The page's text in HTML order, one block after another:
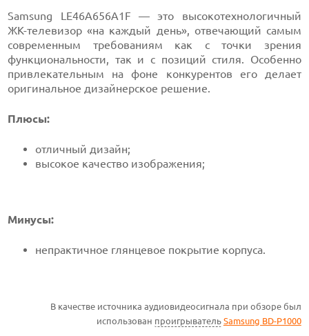
Samsung LE46A656A1F — это высокотехнологичный
ЖК-телевизор «на каждый день», отвечающий самым
современным требованиям как с точки зрения
функциональности, так и с позиций стиля. Особенно
привлекательным на фоне конкурентов его делает
оригинальное дизайнерское решение.
Плюсы:
отличный дизайн;
высокое качество изображения;
Минусы:
непрактичное глянцевое покрытие корпуса.
В качестве источника аудиовидеосигнала при обзоре был
использован проигрыватель Samsung BD-P1000